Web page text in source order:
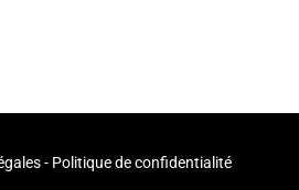
- Politique de confidentialité